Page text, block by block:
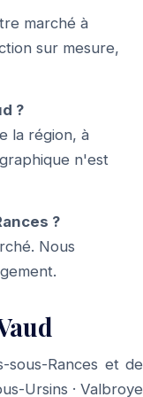
marché à
sur mesure,
?
la région, à
n'est
?
Nous
sous-Rances et de
Ursins ·Valbroye